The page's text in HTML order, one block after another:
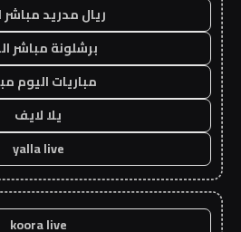
ريال مدريد مباشر
برشلونة مباشر
مباريات اليوم
يلا لايف
yalla live
koora live